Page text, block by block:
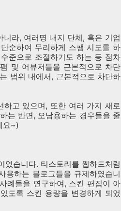
라, 여러명 내지 단체, 혹은 기업
순하여 무리하게 스팸 시도를 하
준으로 조절하기도 하는 등 점차
및 어뷰저들을 근본적으로 차단
범위 내에서, 근본적으로 차단하
하고 있으며, 또한 여러 가지 새로
는 반면, 오남용하는 경우들을 줄
요~)
습니다. 티스토리를 웹하드처럼
용하는 블로그들을 규제하였습니
례들을 연구하여, 스킨 편집이 아
도록 스킨 용량을 변경하게 되었